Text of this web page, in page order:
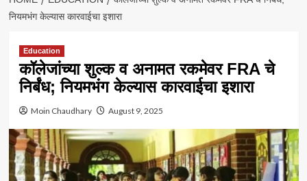
नियमभंग केल्यास कारवाईचा इशारा
Education
कॉलेजांच्या शुल्क व अनामत रकमेवर FRA चे
निर्बंध; नियमभंग केल्यास कारवाईचा इशारा
Moin Chaudhary August 9, 2025